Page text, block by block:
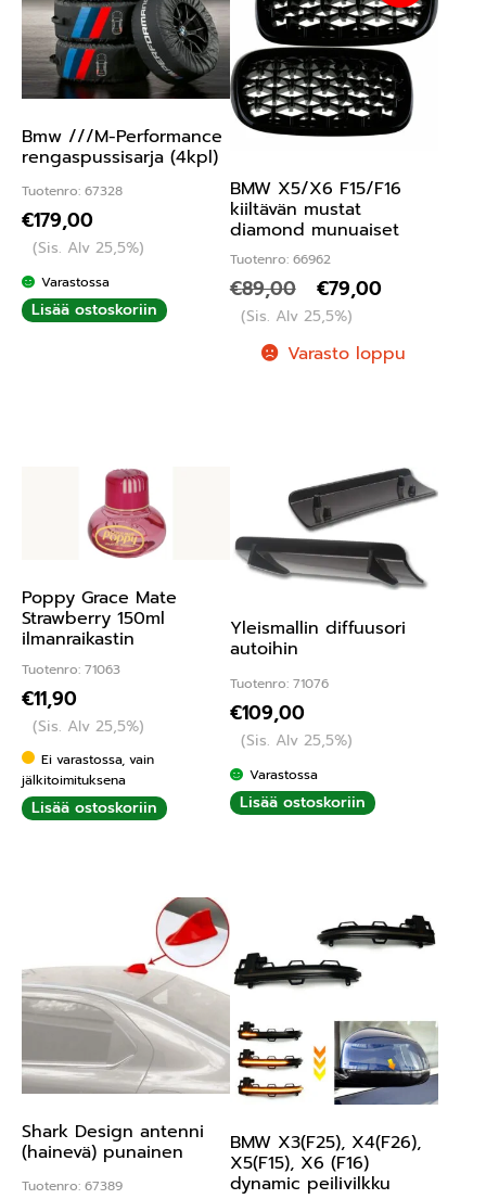
/ 5
Bmw ///M-Performance
rengaspussisarja (4kpl)
Tuotenro: 67328
€179,00
(Sis. Alv 25,5%)
Varastossa
Lisää ostoskoriin
BMW X5/X6 F15/F16
kiiltävän mustat
diamond munuaiset
Tuotenro: 66962
€89,00 €79,00
(Sis. Alv 25,5%)
Varasto loppu
Poppy Grace Mate
Strawberry 150ml
ilmanraikastin
Tuotenro: 71063
€11,90
(Sis. Alv 25,5%)
Ei varastossa, vain
jälkitoimituksena
Lisää ostoskoriin
Yleismallin diffuusori
autoihin
Tuotenro: 71076
€109,00
(Sis. Alv 25,5%)
Varastossa
Lisää ostoskoriin
Shark Design antenni
(hainevä) punainen
Tuotenro: 67389
BMW X3(F25), X4(F26),
X5(F15), X6 (F16)
dynamic peilivilkku